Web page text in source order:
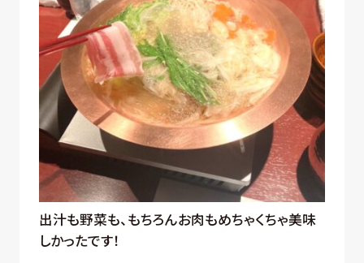
出汁も野菜も、もちろんお肉もめちゃくちゃ美味
しかったです！